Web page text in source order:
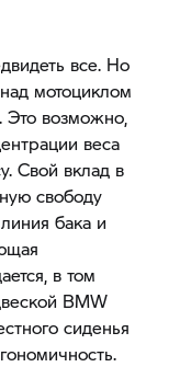
все. Но
мотоциклом
Это возможно,
веса
Свой вклад в
свободу
бака и
в том
BMW
сиденья